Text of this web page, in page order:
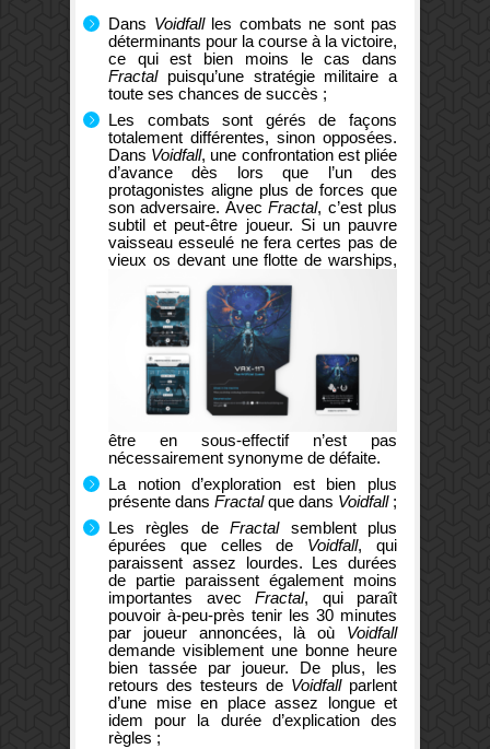
Dans Voidfallles combats ne sont pas
déterminants pour la course à la victoire,
ce qui est bien moins le cas dans
Fractalpuisqu’une stratégie militaire a
toute ses chances de succès ;
Les combats sont gérés de façons
totalement différentes, sinon opposées.
Dans Voidfall, une confrontation est pliée
d’avance dès lors que l’un des
protagonistes aligne plus de forces que
son adversaire. AvecFractal, c’est plus
subtil et peut-être joueur. Si un pauvre
vaisseau esseulé ne fera certes pas de
vieux os devant une flotte de warships,
être en sous-effectif n’est pas
nécessairement synonyme de défaite.
La notion d’exploration est bien plus
présente dans Fractalque dans Voidfall;
Les règles deFractalsemblent plus
épurées que celles de Voidfall, qui
paraissent assez lourdes. Les durées
de partie paraissent également moins
importantes avec Fractal, qui paraît
pouvoir à-peu-près tenir les 30 minutes
par joueur annoncées, là où Voidfall
demande visiblement une bonne heure
bien tassée par joueur. De plus, les
retours des testeurs de Voidfallparlent
d’une mise en place assez longue et
idem pour la durée d’explication des
règles ;